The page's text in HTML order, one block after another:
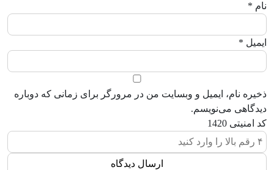
نام *
ایمیل *
ذخیره نام، ایمیل و وبسایت من در مرورگر برای زمانی که دوباره
دیدگاهی می‌نویسم.
کد امنیتی 1420